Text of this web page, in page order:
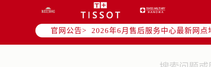
官网公告>
2026年6月北京市售后服务网络优
2026年6月北京市官方售后客户服
2026年6月售后服务中心最新网点
北京市东城区东长安街1号东方广